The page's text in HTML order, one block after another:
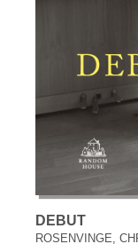
DEBUT
ROSENVINGE,